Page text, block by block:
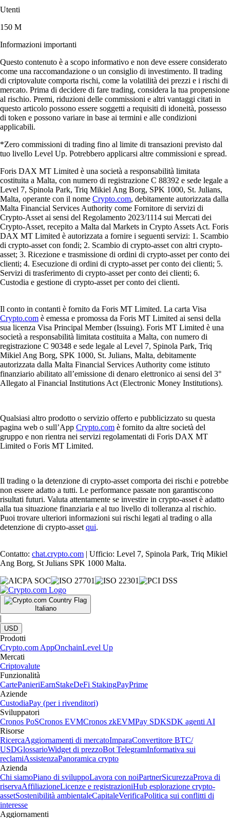
Utenti
150 M
Informazioni importanti
Questo contenuto è a scopo informativo e non deve essere considerato
come una raccomandazione o un consiglio di investimento. Il trading
di criptovalute comporta rischi, come la volatilità dei prezzi e i rischi di
mercato. Prima di decidere di fare trading, considera la tua propensione
al rischio. Premi, riduzioni delle commissioni e altri vantaggi citati in
questo articolo possono essere soggetti a requisiti di idoneità, possesso
di token e possono variare in base ai termini e alle condizioni
applicabili.
*Zero commissioni di trading fino al limite di transazioni previsto dal
tuo livello Level Up. Potrebbero applicarsi altre commissioni e spread.
Foris DAX MT Limited è una società a responsabilità limitata
costituita a Malta, con numero di registrazione C 88392 e sede legale a
Level 7, Spinola Park, Triq Mikiel Ang Borg, SPK 1000, St. Julians,
Malta, operante con il nome Crypto.com, debitamente autorizzata dalla
Malta Financial Services Authority come Fornitore di servizi di
Crypto-Asset ai sensi del Regolamento 2023/1114 sui Mercati dei
Crypto-Asset, recepito a Malta dal Markets in Crypto Assets Act. Foris
DAX MT Limited è autorizzata a fornire i seguenti servizi: 1. Scambio
di crypto-asset con fondi; 2. Scambio di crypto-asset con altri crypto-
asset; 3. Ricezione e trasmissione di ordini di crypto-asset per conto dei
clienti; 4. Esecuzione di ordini di crypto-asset per conto dei clienti; 5.
Servizi di trasferimento di crypto-asset per conto dei clienti; 6.
Custodia e gestione di crypto-asset per conto dei clienti.
Il conto in contanti è fornito da Foris MT Limited. La carta Visa
Crypto.com è emessa e promossa da Foris MT Limited ai sensi della
sua licenza Visa Principal Member (Issuing). Foris MT Limited è una
società a responsabilità limitata costituita a Malta, con numero di
registrazione C 90348 e sede legale al Level 7, Spinola Park, Triq
Mikiel Ang Borg, SPK 1000, St. Julians, Malta, debitamente
autorizzata dalla Malta Financial Services Authority come istituto
finanziario abilitato all’emissione di denaro elettronico ai sensi del 3°
Allegato al Financial Institutions Act (Electronic Money Institutions).
Qualsiasi altro prodotto o servizio offerto e pubblicizzato su questa
pagina web o sull’App Crypto.com è fornito da altre società del
gruppo e non rientra nei servizi regolamentati di Foris DAX MT
Limited o Foris MT Limited.
Il trading o la detenzione di crypto-asset comporta dei rischi e potrebbe
non essere adatto a tutti. Le performance passate non garantiscono
risultati futuri. Valuta attentamente se investire in crypto-asset è adatto
alla tua situazione finanziaria e al tuo livello di tolleranza al rischio.
Puoi trovare ulteriori informazioni sui rischi legati al trading o alla
detenzione di crypto-asset qui.
Contatto: chat.crypto.com | Ufficio: Level 7, Spinola Park, Triq Mikiel
Ang Borg, St Julians SPK 1000 Malta.
Italiano
|
USD
Prodotti
Crypto.com AppOnchainLevel Up
Mercati
Criptovalute
Funzionalità
CartePanieriEarnStakeDeFi StakingPayPrime
Aziende
CustodiaPay (per i rivenditori)
Sviluppatori
Cronos PoSCronos EVMCronos zkEVMPay SDKSDK agenti AI
Risorse
RicercaAggiornamenti di mercatoImparaConvertitore BTC/
USDGlossarioWidget di prezzoBot TelegramInformativa sui
reclamiAssistenzaPanoramica crypto
Azienda
Chi siamoPiano di sviluppoLavora con noiPartnerSicurezzaProva di
riservaAffiliazioneLicenze e registrazioniHub esplorazione crypto-
assetSostenibilità ambientaleCapitaleVerificaPolitica sui conflitti di
interesse
Aggiornamenti